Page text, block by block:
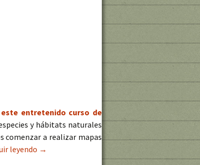
este entretenido curso de
y hábitats naturales
comenzar a realizar mapas
leyendo Curso de análisis de biodiversidad con QGIS y
→